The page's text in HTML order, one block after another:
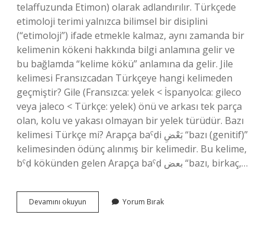
telaffuzunda Etimon) olarak adlandırılır. Türkçede
etimoloji terimi yalnızca bilimsel bir disiplini
(“etimoloji”) ifade etmekle kalmaz, aynı zamanda bir
kelimenin kökeni hakkında bilgi anlamına gelir ve
bu bağlamda “kelime kökü” anlamına da gelir. Jile
kelimesi Fransızcadan Türkçeye hangi kelimeden
geçmiştir? Gile (Fransızca: yelek < İspanyolca: gileco
veya jaleco < Türkçe: yelek) önü ve arkası tek parça
olan, kolu ve yakası olmayan bir yelek türüdür. Bazı
kelimesi Türkçe mi? Arapça baˁḍi بَعْضِ “bazı (genitif)”
kelimesinden ödünç alınmış bir kelimedir. Bu kelime,
bˁḍ kökünden gelen Arapça baˁḍ بعض “bazı, birkaç,…
Devamını okuyun
Kelimesi
Yorum Bırak